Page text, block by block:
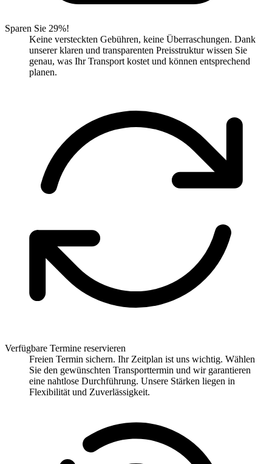
Sparen Sie 29%!
Keine versteckten Gebühren, keine Überraschungen. Dank
unserer klaren und transparenten Preisstruktur wissen Sie
genau, was Ihr Transport kostet und können entsprechend
planen.
Verfügbare Termine reservieren
Freien Termin sichern. Ihr Zeitplan ist uns wichtig. Wählen
Sie den gewünschten Transporttermin und wir garantieren
eine nahtlose Durchführung. Unsere Stärken liegen in
Flexibilität und Zuverlässigkeit.